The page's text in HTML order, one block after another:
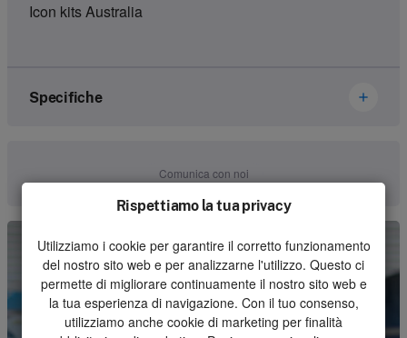
Icon kits Australia
Specifiche
Numero dell'articolo
2807003
Unità
Pezzo
Quantità minima d'ordine
1
Comunica con noi
Rispettiamo la tua privacy
Utilizziamo i cookie per garantire il corretto funzionamento
del nostro sito web e per analizzarne l'utilizzo. Questo ci
permette di migliorare continuamente il nostro sito web e
la tua esperienza di navigazione. Con il tuo consenso,
utilizziamo anche cookie di marketing per finalità